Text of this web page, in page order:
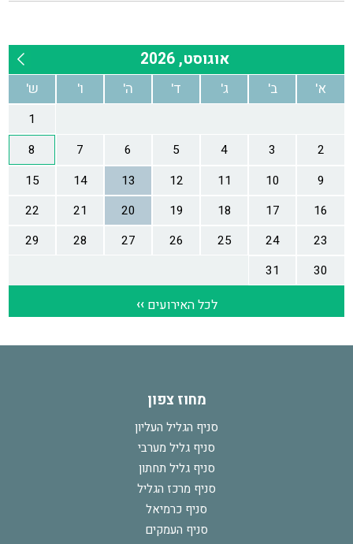
מחוז צפון
סניף הגליל העליון
סניף גליל מערבי
סניף גליל תחתון
סניף מרכז הגליל
סניף כרמיאל
סניף העמקים